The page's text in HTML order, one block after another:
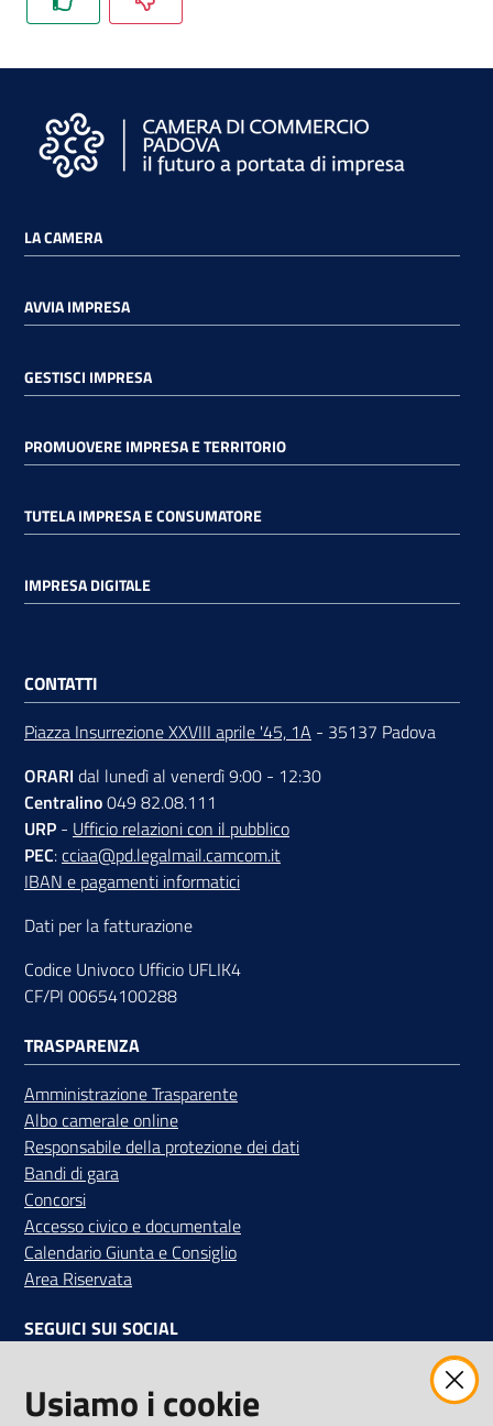
LA CAMERA
AVVIA IMPRESA
GESTISCI IMPRESA
PROMUOVERE IMPRESA E TERRITORIO
TUTELA IMPRESA E CONSUMATORE
IMPRESA DIGITALE
CONTATTI
Piazza Insurrezione XXVIII aprile '45, 1A - 35137 Padova
ORARI dal lunedì al venerdì 9:00 - 12:30
Centralino049 82.08.111
URP - Ufficio relazioni con il pubblico
PEC:cciaa@pd.legalmail.camcom.it
IBAN e pagamenti informatici
Dati per la fatturazione
Codice Univoco Ufficio UFLIK4
CF/PI 00654100288
TRASPARENZA
Amministrazione Trasparente
Albo camerale online
Responsabile della protezione dei dati
Bandi di gara
Concorsi
Accesso civico e documentale
Calendario Giunta e Consiglio
Area Riservata
SEGUICI SUI SOCIAL
Usiamo i cookie